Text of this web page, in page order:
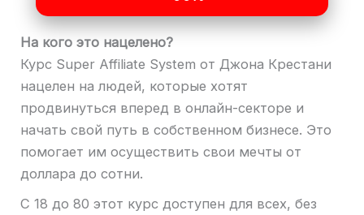
На кого это нацелено?
Курс Super Affiliate System от Джона Крестани
нацелен на людей, которые хотят
продвинуться вперед в онлайн-секторе и
начать свой путь в собственном бизнесе. Это
помогает им осуществить свои мечты от
доллара до сотни.
С 18 до 80 этот курс доступен для всех, без